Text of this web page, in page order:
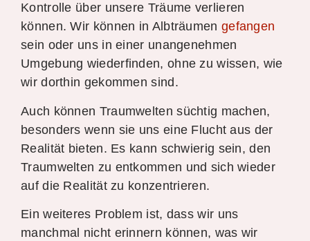
Kontrolle über unsere Träume verlieren
können. Wir können in Albträumen gefangen
sein oder uns in einer unangenehmen
Umgebung wiederfinden, ohne zu wissen, wie
wir dorthin gekommen sind.
Auch können Traumwelten süchtig machen,
besonders wenn sie uns eine Flucht aus der
Realität bieten. Es kann schwierig sein, den
Traumwelten zu entkommen und sich wieder
auf die Realität zu konzentrieren.
Ein weiteres Problem ist, dass wir uns
manchmal nicht erinnern können, was wir